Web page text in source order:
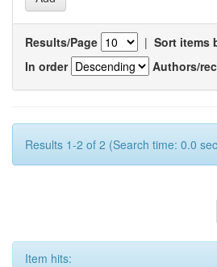
Results/Page | Sort items
In order
Authors/
Results 1-2 of 2 (Search time: 0.0
Item hits: